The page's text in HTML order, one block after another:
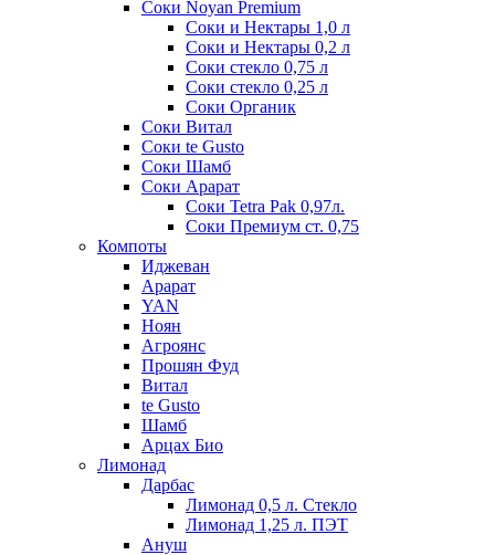
Соки Noyan Premium
Соки и Нектары 1,0 л
Соки и Нектары 0,2 л
Соки стекло 0,75 л
Соки стекло 0,25 л
Соки Органик
Соки Витал
Соки te Gusto
Соки Шамб
Соки Арарат
Соки Tetra Pak 0,97л.
Соки Премиум ст. 0,75
Компоты
Иджеван
Арарат
YAN
Ноян
Агроянс
Прошян Фуд
Витал
te Gusto
Шамб
Арцах Био
Лимонад
Дарбас
Лимонад 0,5 л. Стекло
Лимонад 1,25 л. ПЭТ
Ануш